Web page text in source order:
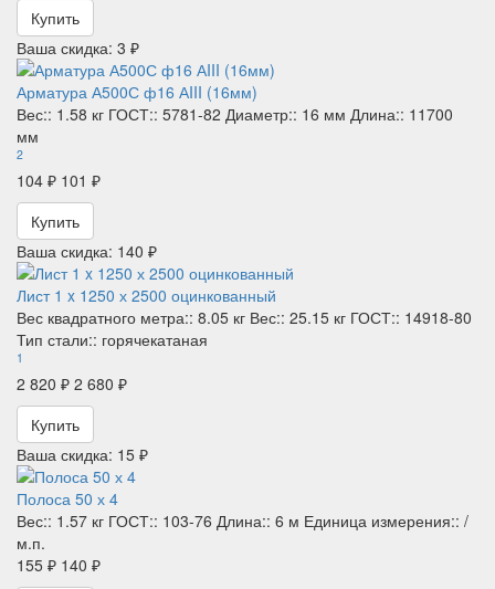
Купить
Ваша скидка: 3 ₽
Арматура А500С ф16 АIII (16мм)
Вес:: 1.58 кг ГОСТ:: 5781-82 Диаметр:: 16 мм Длина:: 11700
мм
2
104 ₽ 101 ₽
Купить
Ваша скидка: 140 ₽
Лист 1 x 1250 х 2500 оцинкованный
Вес квадратного метра:: 8.05 кг Вес:: 25.15 кг ГОСТ:: 14918-80
Тип стали:: горячекатаная
1
2 820 ₽ 2 680 ₽
Купить
Ваша скидка: 15 ₽
Полоса 50 х 4
Вес:: 1.57 кг ГОСТ:: 103-76 Длина:: 6 м Единица измерения:: /
м.п.
155 ₽ 140 ₽